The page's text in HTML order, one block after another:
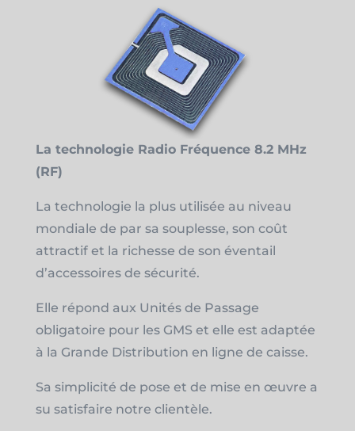
La technologie Radio Fréquence 8.2 MHz
(RF)
La technologie la plus utilisée au niveau
mondiale de par sa souplesse, son coût
attractif et la richesse de son éventail
d’accessoires de sécurité.
Elle répond aux Unités de Passage
obligatoire pour les GMS et elle est adaptée
à la Grande Distribution en ligne de caisse.
Sa simplicité de pose et de mise en œuvre a
su satisfaire notre clientèle.